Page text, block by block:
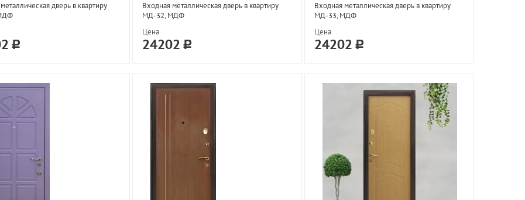
дверь в квартиру
Входная металлическая дверь в квартиру
МД-32, МДФ
Цена
24202
Входная металлическая дверь в квартиру
МД-33, МДФ
Цена
24202